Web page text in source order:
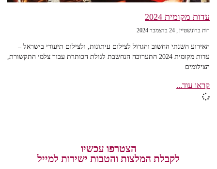
עדות מקומית 2024
רות ברונשטיין 24 בדצמבר 2024
האירוע השנתי החשוב והגדול לצילום עיתונות, ולצילום תיעודי בישראל –
עדות מקומית 2024 התערוכה הנחשבת לגולת הכותרת עבור צלמי התקשורת,
הצילומים
קראו עוד...
הצטרפו עכשיו
לקבלת המלצות והטבות ישירות למייל